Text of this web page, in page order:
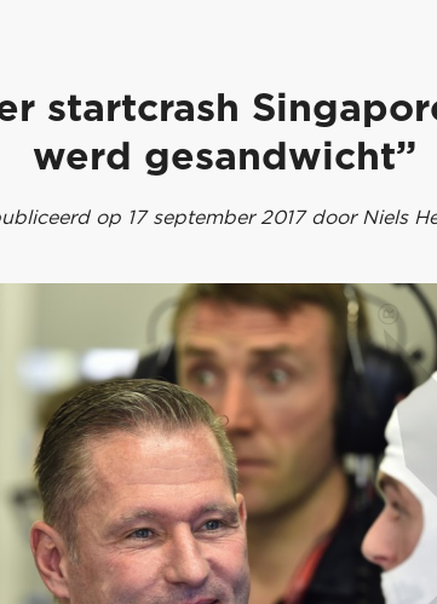
startcrash
werd gesandwicht”
op 17 september 2017 door Niels